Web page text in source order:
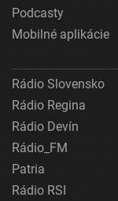
Podcasty
Mobilné aplikácie
Rádio Slovensko
Rádio Regina
Rádio Devín
Rádio_FM
Patria
Rádio RSI